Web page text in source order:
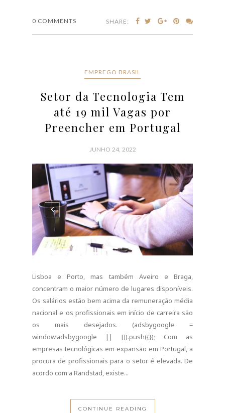
0 COMMENTS SHARE:
EMPREGO BRASIL
Setor da Tecnologia Tem
até 19 mil Vagas por
Preencher em Portugal
JUNHO 24, 2022
Lisboa e Porto, mas também Aveiro e Braga,
concentram o maior número de lugares disponíveis.
Os salários estão bem acima da remuneração média
nacional e os profissionais em início de carreira são
os mais desejados. (adsbygoogle =
window.adsbygoogle || []).push({}); Com as
empresas tecnológicas em expansão em Portugal, a
procura de profissionais para o setor é elevada. De
acordo com a Randstad, existe...
CONTINUE READING